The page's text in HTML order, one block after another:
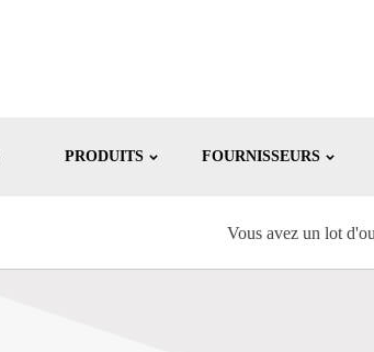
PRODUITS FOURNISSEURS
Vous avez un lot